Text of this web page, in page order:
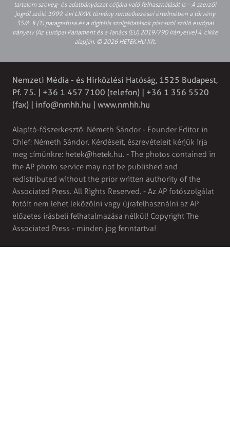
tartalom szöveg- és adatbányászat céljára való felhasználását is – A szerzői
jogról szóló 1999. évi LXXVI. törvény rendelkezései értelmében a törvény
35/A. § (1) paragrafusa és a digitális szolgáltatások piacairól szóló európai
irányelv (Az Európai Parlament és a Tanács (EU) 2019/790 Irányelve) 4. cikke
alapján. © 2026 HETEK.HU Kft.
Nemzeti Média - és Hírközlési Hatóság, 1525 Budapest,
Pf. 75. | +36 1 457 7100 (telefon) | +36 1 356 5520
(fax) | info@nmhh.hu | www.nmhh.hu
Alapító-főszerkesztő: Németh Sándor - Founder Editor in
Chief: Németh Sándor. Kérdéseit, észrevételeit kérjük írja
meg címünkre: hetek@hetek.hu. - The photos contained in
the AP photo service may not be published and
redistributed without the prior written authority of the
Associated Press. All Rights Reserved. - Az AP fotószolgálat
fotóit nem lehet leközölni vagy újrafelhasználni az AP
előzetes írásbeli felhatalmazása nélkül! Copyright The
Associated Press - minden jog fenntartva!